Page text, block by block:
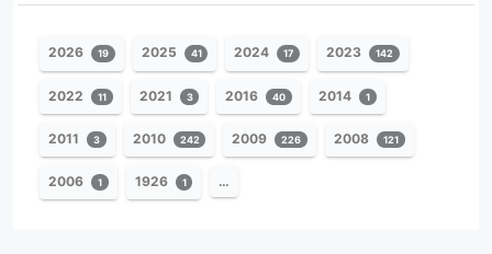
2026 19 2025 41 2024 17 2023 142
2022 11 2021 3 2016 40 2014 1
2011 3 2010 242 2009 226 2008 121
2006 1 1926 1 …